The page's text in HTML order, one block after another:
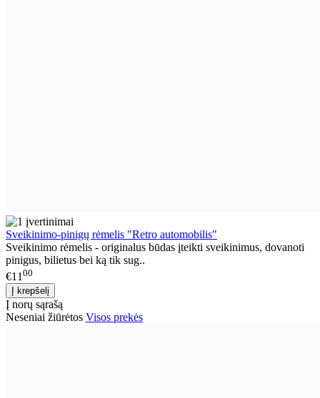
Sveikinimo-pinigų rėmelis "Retro automobilis"
Sveikinimo rėmelis - originalus būdas įteikti sveikinimus, dovanoti
pinigus, bilietus bei ką tik sug..
€11 00
Į norų sąrašą
Neseniai žiūrėtos Visos prekės